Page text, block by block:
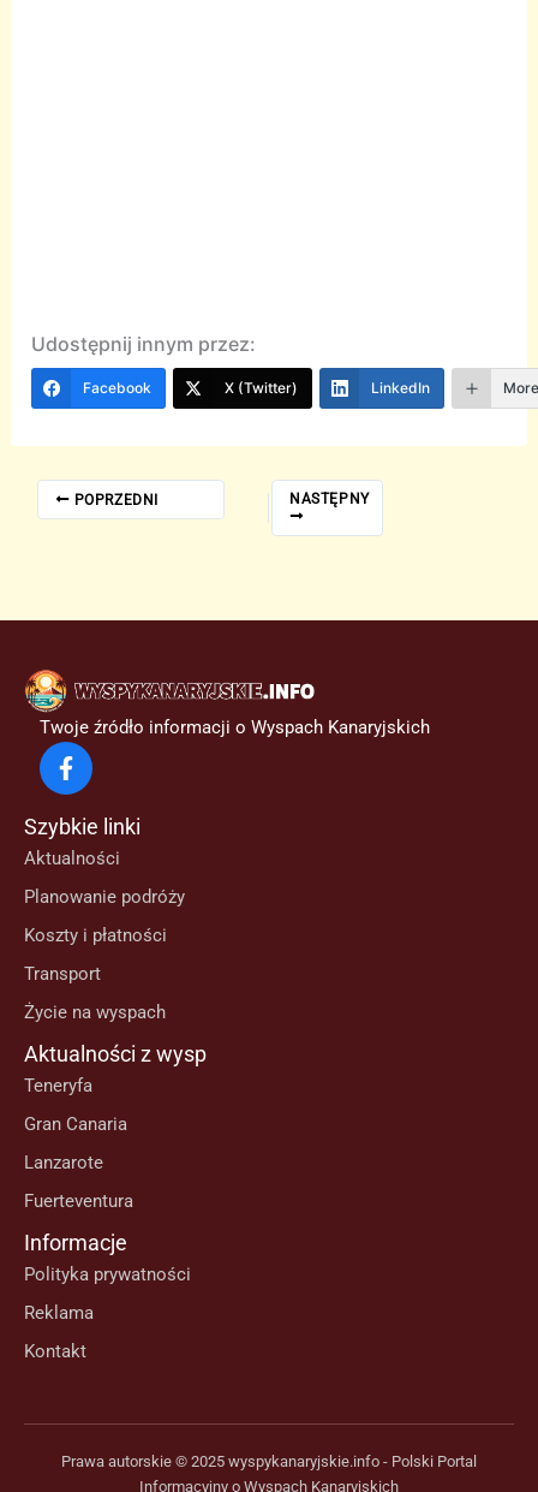
Udostępnij innym przez:
Facebook X (Twitter) LinkedIn
POPRZEDNI NASTĘPNY
Twoje źródło informacji o Wyspach Kanaryjskich
Szybkie linki
Aktualności
Planowanie podróży
Koszty i płatności
Transport
Życie na wyspach
Aktualności z wysp
Teneryfa
Gran Canaria
Lanzarote
Fuerteventura
Informacje
Polityka prywatności
Reklama
Kontakt
Prawa autorskie © 2025 wyspykanaryjskie.info - Polski Portal
Informacyjny o Wyspach Kanaryjskich